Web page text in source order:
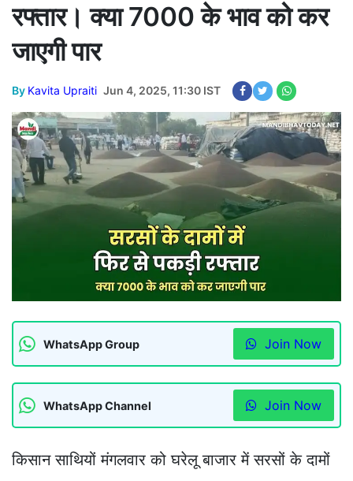
रफ्तार। क्या 7000 के भाव को कर
जाएगी पार
By Kavita Upraiti Jun 4, 2025, 11:30 IST
WhatsApp Group Join Now
WhatsApp Channel Join Now
किसान साथियों मंगलवार को घरेलू बाजार में सरसों के दामों